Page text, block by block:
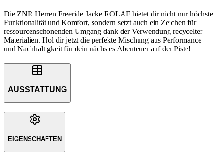
Die ZNR Herren Freeride Jacke ROLAF bietet dir nicht nur höchste
Funktionalität und Komfort, sondern setzt auch ein Zeichen für
ressourcenschonenden Umgang dank der Verwendung recycelter
Materialien. Hol dir jetzt die perfekte Mischung aus Performance
und Nachhaltigkeit für dein nächstes Abenteuer auf der Piste!
AUSSTATTUNG
EIGENSCHAFTEN